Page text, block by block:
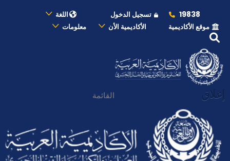
19838 تسجيل الدخول
اللغة
موقع الأكاديمية
الأكاديمية الأن معلومات
إغلاق القائمة